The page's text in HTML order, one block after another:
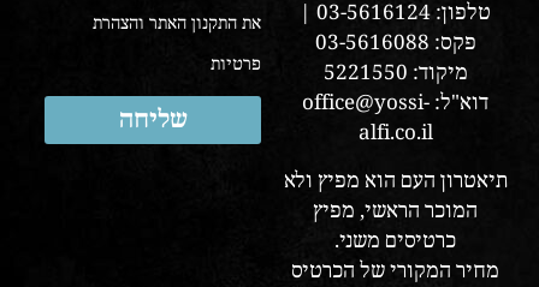
טלפון: 03-5616124 |
פקס: 03-5616088
מיקוד: 5221550
דוא"ל: office@yossi-
alfi.co.il
תיאטרון העם הוא מפיץ ולא
המוכר הראשי, מפיץ
כרטיסים משני.
מחיר המקורי של הכרטיס
את התקנון האתר והצהרת
פרטיות
שליחה